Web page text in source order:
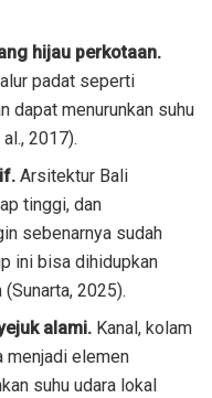
hijau perkotaan.
padat seperti
dapat menurunkan suhu
2017).
Arsitektur Bali
tinggi, dan
sebenarnya sudah
ini bisa dihidupkan
2025).
alami. Kanal, kolam
menjadi elemen
suhu udara lokal